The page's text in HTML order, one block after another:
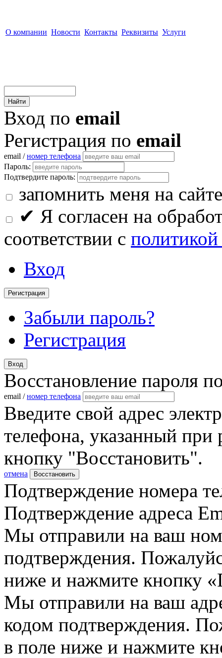
О компании Новости Контакты Реквизиты Услуги
Вход по email
Регистрация по email
email /номер телефона
Пароль:
Подтвердите пароль:
запомнить меня на сайте
✔ Я согласен на
соответствии с
Вход
Регистрация
Забыли пароль?
Регистрация
Вход
Восстановление пароля
email /номер телефона
Введите свой адрес
телефона, указанный при
кнопку "Восстановить".
отмена Восстановить
Подтверждение номера
Подтверждение адреса
Мы отправили на ваш
подтверждения.
ниже и нажмите кнопку
Мы отправили на ваш
кодом подтверждения.
в поле ниже и нажмите